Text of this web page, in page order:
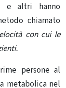
e altri hanno
chiamato
con cui le
persone al
metabolica nel